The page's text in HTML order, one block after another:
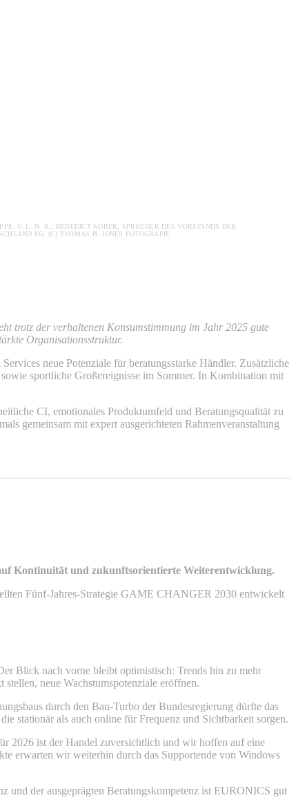
V. L. N. R.: BENEDICT KOBER, SPRECHER DES VORSTANDS DER
EG. (C) THOMAS B. JONES FOTOGRAFIE
trotz der verhaltenen Konsumstimmung im Jahr 2025 gute
Organisationsstruktur.
neue Potenziale für beratungsstarke Händler. Zusätzliche
sportliche Großereignisse im Sommer. In Kombination mit
CI, emotionales Produktumfeld und Beratungsqualität zu
gemeinsam mit expert ausgerichteten Rahmenveranstaltung
Kontinuität und zukunftsorientierte Weiterentwicklung.
Fünf-Jahres-Strategie GAME CHANGER 2030 entwickelt
Blick nach vorne bleibt optimistisch: Trends hin zu mehr
neue Wachstumspotenziale eröffnen.
durch den Bau-Turbo der Bundesregierung dürfte das
stationär als auch online für Frequenz und Sichtbarkeit sorgen.
2026 ist der Handel zuversichtlich und wir hoffen auf eine
erwarten wir weiterhin durch das Supportende von Windows
und der ausgeprägten Beratungskompetenz ist EURONICS gut